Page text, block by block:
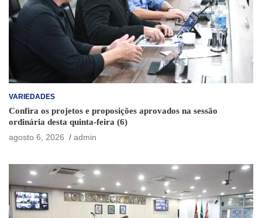
VARIEDADES
Confira os projetos e proposições aprovados na sessão
ordinária desta quinta-feira (6)
agosto 6, 2026
admin